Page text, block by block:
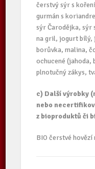
čerstvý sýr s
gurmán s
sýr Čarodějka, sýr
na gril, jogurt bílý,
borůvka, malina,
ochucené
plnotučný zákys,
c) Další výrobky
nebo
z bioproduktů či
BIO čerstvé hovězí